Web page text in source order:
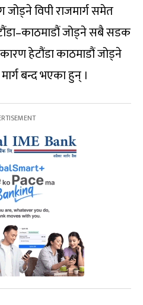
जोड्ने विपी राजमार्ग समेत
जोड्ने सबै सडक
हेटौंडा काठमाडौं जोड्ने
बन्द भएका हुन् ।